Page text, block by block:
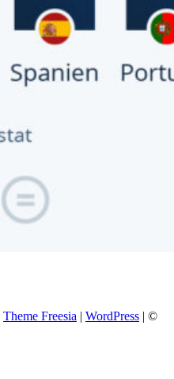
Theme Freesia | WordPress | ©